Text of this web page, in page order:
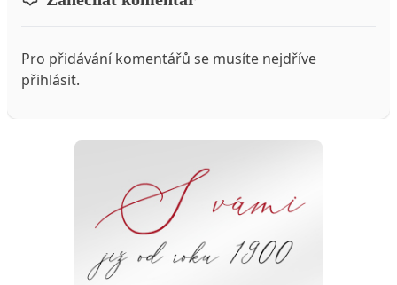
Pro přidávání komentářů se musíte nejdříve
přihlásit.